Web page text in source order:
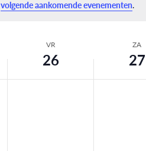
volgende aankomende evenementen.
VR
26
ZA
27